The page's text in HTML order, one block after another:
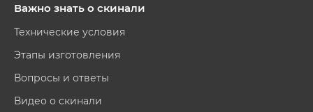
Важно знать о скинали
Технические условия
Этапы изготовления
Вопросы и ответы
Видео о скинали